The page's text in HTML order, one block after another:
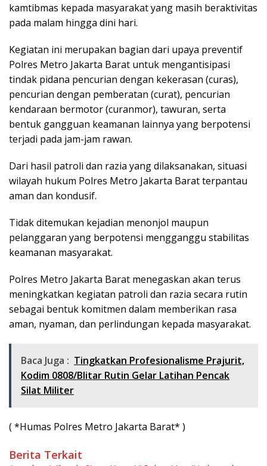
kamtibmas kepada masyarakat yang masih beraktivitas
pada malam hingga dini hari.
Kegiatan ini merupakan bagian dari upaya preventif
Polres Metro Jakarta Barat untuk mengantisipasi
tindak pidana pencurian dengan kekerasan (curas),
pencurian dengan pemberatan (curat), pencurian
kendaraan bermotor (curanmor), tawuran, serta
bentuk gangguan keamanan lainnya yang berpotensi
terjadi pada jam-jam rawan.
Dari hasil patroli dan razia yang dilaksanakan, situasi
wilayah hukum Polres Metro Jakarta Barat terpantau
aman dan kondusif.
Tidak ditemukan kejadian menonjol maupun
pelanggaran yang berpotensi mengganggu stabilitas
keamanan masyarakat.
Polres Metro Jakarta Barat menegaskan akan terus
meningkatkan kegiatan patroli dan razia secara rutin
sebagai bentuk komitmen dalam memberikan rasa
aman, nyaman, dan perlindungan kepada masyarakat.
Baca Juga : Tingkatkan Profesionalisme Prajurit,
Kodim 0808/Blitar Rutin Gelar Latihan Pencak
Silat Militer
( *Humas Polres Metro Jakarta Barat* )
Berita Terkait